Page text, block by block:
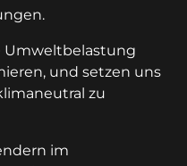
Umweltbelastung
und setzen uns
zu
im